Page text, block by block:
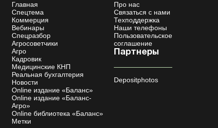
Главная
Спецтема
Коммерция
Вебинары
Спецразбор
Агросоветчики
Агро
Кадровик
Медицинские КНП
Реальная бухгалтерия
Новости
Online издание «Баланс»
Online издание «Баланс-
Агро»
Online библиотека «Баланс»
Метки
Про нас
Связаться с нами
Техподдержка
Наши телефоны
Пользовательское
соглашение
Партнеры
Depositphotos